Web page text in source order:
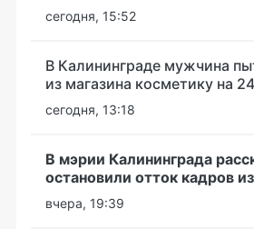
сегодня, 15:52
В Калининграде мужчина
из магазина косметику на
сегодня, 13:18
В мэрии Калининграда
остановили отток кадров
вчера, 19:39